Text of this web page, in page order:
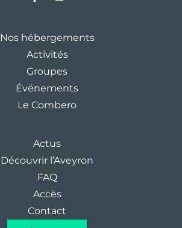
Nos hébergements
Activités
Groupes
Événements
Le Combero
Actus
Découvrir l’Aveyron
FAQ
Accès
Contact